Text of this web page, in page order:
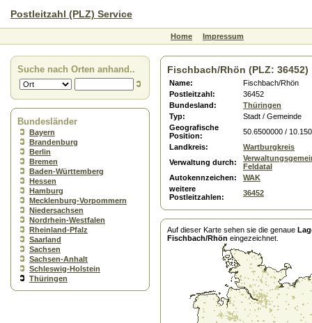
Postleitzahl (PLZ) Service
Home Impressum
Suche nach Orten anhand..
Bundesländer
Bayern
Brandenburg
Berlin
Bremen
Baden-Württemberg
Hessen
Hamburg
Mecklenburg-Vorpommern
Niedersachsen
Nordrhein-Westfalen
Rheinland-Pfalz
Saarland
Sachsen
Sachsen-Anhalt
Schleswig-Holstein
Thüringen
Fischbach/Rhön (PLZ: 36452)
Name:
Fischbach/Rhön
Postleitzahl:
36452
Bundesland:
Thüringen
Typ:
Stadt / Gemeinde
Geografische
Position:
50.6500000 /
Landkreis:
Wartburgkreis
Verwaltung durch:
Feldatal
Autokennzeichen:
WAK
weitere
Postleitzahlen:
36452
Auf dieser Karte sehen sie die genaue
Fischbach/Rhön eingezeichnet.